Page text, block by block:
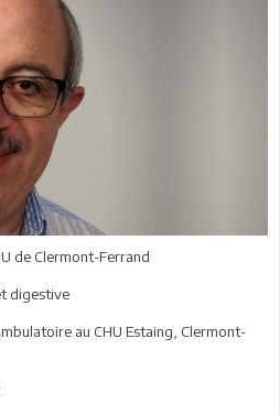
de Clermont-Ferrand
digestive
au CHU Estaing, Clermont-